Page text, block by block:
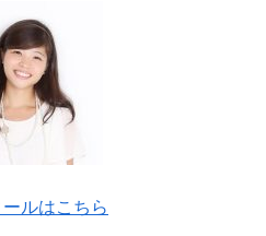
ルはこちら